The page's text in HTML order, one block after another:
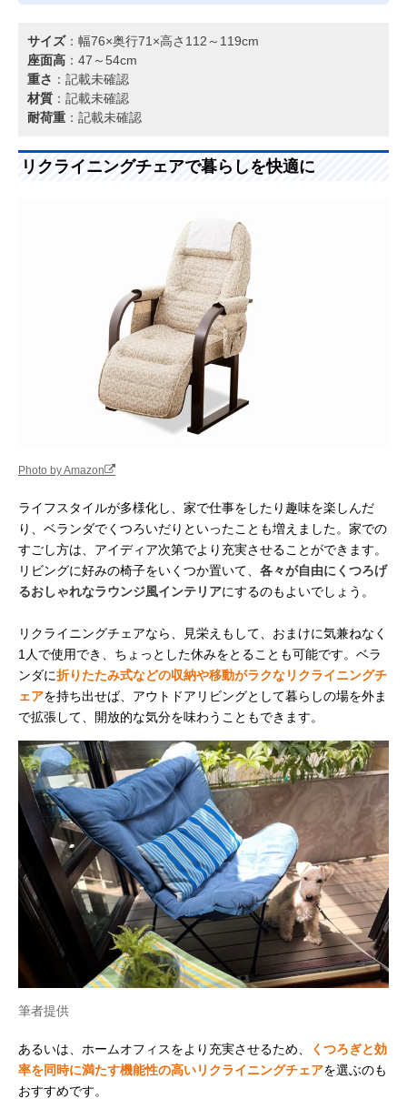
サイズ：幅76×奥行71×高さ112～119cm
座面高 ：47～54cm
重さ ：記載未確認
材質 ：記載未確認
耐荷重 ：記載未確認
リクライニングチェアで暮らしを快適に
Photo by Amazon
ライフスタイルが多様化し、家で仕事をしたり趣味を楽しんだ
り、ベランダでくつろいだりといったことも増えました。家での
すごし方は、アイディア次第でより充実させることができます。
リビングに好みの椅子をいくつか置いて、 各々が自由にくつろげ
るおしゃれなラウンジ風インテリアにするのもよいでしょう。
リクライニングチェアなら、見栄えもして、おまけに気兼ねなく
1人で使用でき、ちょっとした休みをとることも可能です。ベラ
ンダに折りたたみ式などの収納や移動がラクなリクライニングチ
ェアを持ち出せば、アウトドアリビングとして暮らしの場を外ま
で拡張して、開放的な気分を味わうこともできます。
筆者提供
あるいは、ホームオフィスをより充実させるため、
くつろぎと効
率を同時に満たす機能性の高いリクライニングチェアを選ぶのも
おすすめです。